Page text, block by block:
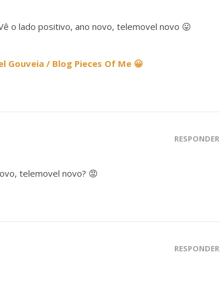
o lado positivo, ano novo, telemovel novo 😛
Gouveia / Blog Pieces Of Me 😀
RESPONDER
telemovel novo? 😡
RESPONDER